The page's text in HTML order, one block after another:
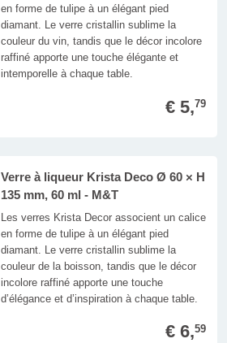
en forme de tulipe à un élégant pied
diamant. Le verre cristallin sublime la
couleur du vin, tandis que le décor incolore
raffiné apporte une touche élégante et
intemporelle à chaque table.
€ 5,79
Verre à liqueur Krista Deco Ø 60 × H
135 mm, 60 ml - M&T
Les verres Krista Decor associent un calice
en forme de tulipe à un élégant pied
diamant. Le verre cristallin sublime la
couleur de la boisson, tandis que le décor
incolore raffiné apporte une touche
d’élégance et d’inspiration à chaque table.
€ 6,59